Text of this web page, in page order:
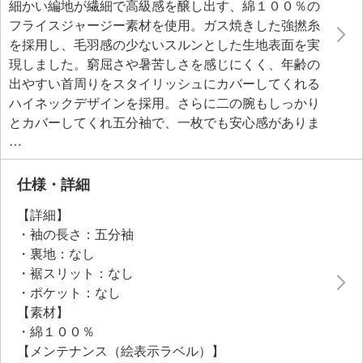
細かい編地が繊細で高級感を醸し出す、綿１００％の
フライスジャージー素材を使用。ガス焼きした強撚糸
を採用し、毛羽感の少ないスルンとした生地表面を実
現しました。窮屈さや暑苦しさを感じにくく、年齢の
出やすい首周りをスタイリッシュにカバーしてくれる
ハイネックデザインを採用。さらに二の腕もしっかり
とカバーしてくれ五分袖で、一枚でも安心感がありま
す。Ｔシャツのようなカジュアル感は抑えつつ、上質
な膨らみとなめらかな風合い、深みのある色調が、洗
練された印象を与える一枚です。
●普段と同じサイズをおすすめ
仕様・詳細
【詳細】
・袖の長さ：五分袖
・裏地：なし
・裾スリット：なし
・ポケット：なし
【素材】
・綿１００％
【メンテナンス（絵表示ラベル）】